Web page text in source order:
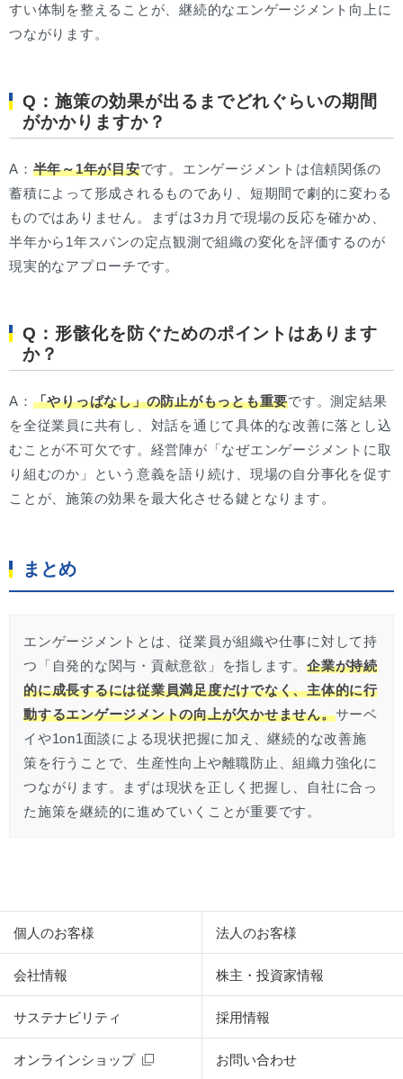
すい体制を整えることが、継続的なエンゲージメント向上に
つながります。
Q：施策の効果が出るまでどれぐらいの期間
がかかりますか？
A： 半年～1年が目安です。エンゲージメントは信頼関係の
蓄積によって形成されるものであり、短期間で劇的に変わる
ものではありません。まずは3カ月で現場の反応を確かめ、
半年から1年スパンの定点観測で組織の変化を評価するのが
現実的なアプローチです。
Q：形骸化を防ぐためのポイントはあります
か？
A： 「やりっぱなし」の防止がもっとも重要です。測定結果
を全従業員に共有し、対話を通じて具体的な改善に落とし込
むことが不可欠です。経営陣が「なぜエンゲージメントに取
り組むのか」という意義を語り続け、現場の自分事化を促す
ことが、施策の効果を最大化させる鍵となります。
まとめ
エンゲージメントとは、従業員が組織や仕事に対して持
つ「自発的な関与・貢献意欲」を指します。 企業が持続
的に成長するには従業員満足度だけでなく、主体的に行
動するエンゲージメントの向上が欠かせません。サーベ
イや1on1面談による現状把握に加え、継続的な改善施
策を行うことで、生産性向上や離職防止、組織力強化に
つながります。まずは現状を正しく把握し、自社に合っ
た施策を継続的に進めていくことが重要です。
個人のお客様 法人のお客様
会社情報 株主・投資家情報
サステナビリティ
オンラインショップ お問い合わせ
採用情報